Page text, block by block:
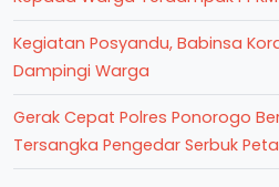
Kegiatan Posyandu, Babinsa
Dampingi Warga
Gerak Cepat Polres Ponorogo
Tersangka Pengedar Serbuk